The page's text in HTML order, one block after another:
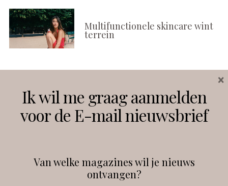
Multifunctionele skincare wint
terrein
Instagram Facebook
debeautyprofessional
Ik wil me graag aanmelden
voor de E-mail nieuwsbrief
Van welke magazines wil je nieuws
ontvangen?
×